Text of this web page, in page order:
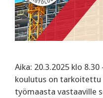
Aika: 20.3.2025 klo
koulutus on tarkoitettu
työmaasta vastaaville